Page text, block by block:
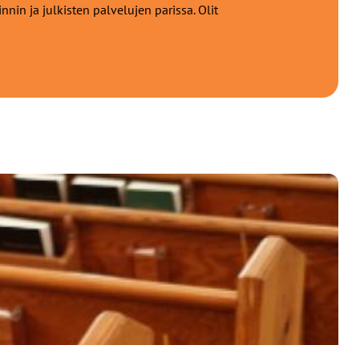
ja julkisten palvelujen parissa. Olit